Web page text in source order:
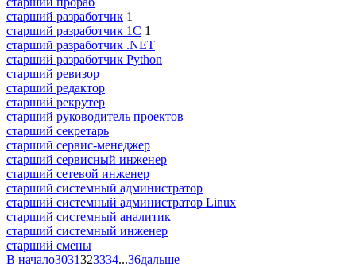
старший разработчик 1
старший разработчик 1С 1
старший разработчик .NET
старший разработчик Python
старший ревизор
старший редактор
старший рекрутер
старший руководитель проектов
старший секретарь
старший сервис-менеджер
старший сервисный инженер
старший сетевой инженер
старший системный администратор
старший системный администратор Linux
старший системный аналитик
старший системный инженер
старший смены
В начало3031323334...36дальше